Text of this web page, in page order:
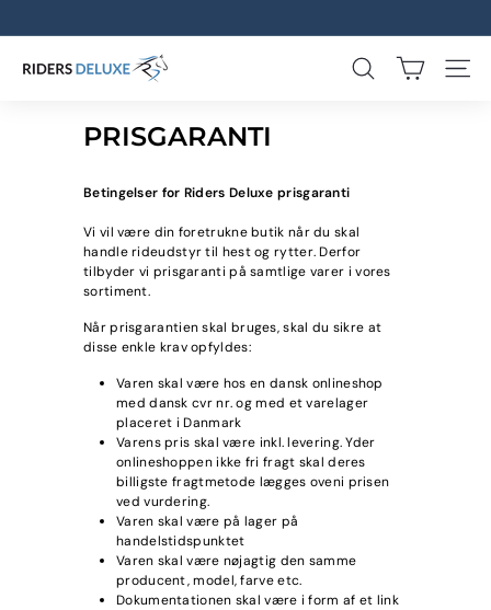
Pause
R
SØG SIDE
PRISGARANTI
Betingelser for Riders Deluxe prisgaranti
Vi vil være din foretrukne butik når du skal
handle rideudstyr til hest og rytter. Derfor
tilbyder vi prisgaranti på samtlige varer i vores
sortiment.
Når prisgarantien skal bruges, skal du sikre at
disse enkle krav opfyldes:
Varen skal være hos en dansk onlineshop
med dansk cvr nr. og med et varelager
placeret i Danmark
Varens pris skal være inkl. levering. Yder
onlineshoppen ikke fri fragt skal deres
billigste fragtmetode lægges oveni prisen
ved vurdering.
Varen skal være på lager på
handelstidspunktet
Varen skal være nøjagtig den samme
producent, model, farve etc.
Dokumentationen skal være i form af et link